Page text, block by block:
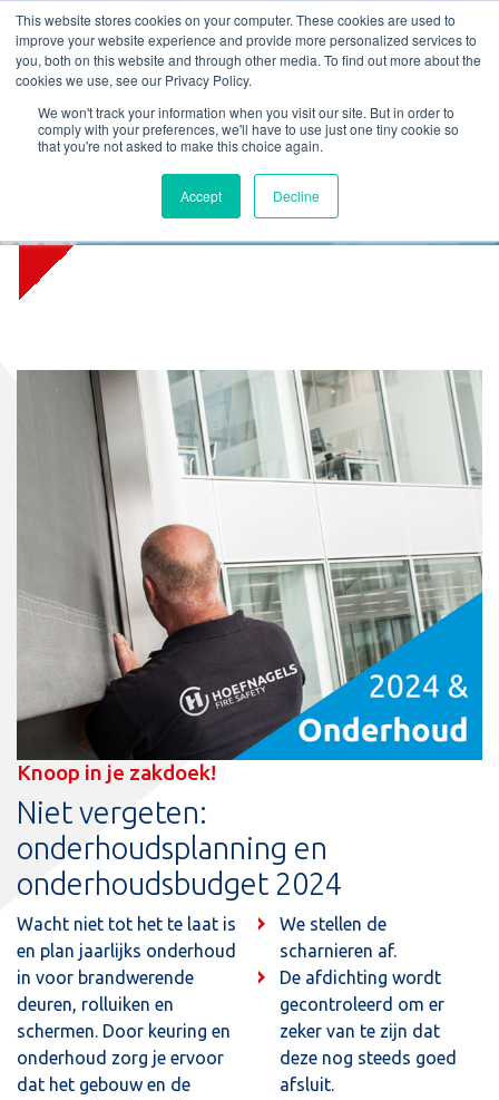
This website stores cookies on your computer. These cookies are used to
improve your website experience and provide more personalized services to
you, both on this website and through other media. To find out more about the
cookies we use, see our Privacy Policy.
We won't track your information when you visit our site. But in order to
comply with your preferences, we'll have to use just one tiny cookie so
that you're not asked to make this choice again.
Accept Decline
L T M P
Onderhoudsplanning 2024
Knoop in je zakdoek!
Niet vergeten:
onderhoudsplanning en
onderhoudsbudget 2024
Wacht niet tot het te laat is
en plan jaarlijks onderhoud
in voor brandwerende
deuren, rolluiken en
schermen. Door keuring en
onderhoud zorg je ervoor
dat het gebouw en de
We stellen de
scharnieren af.
De afdichting wordt
gecontroleerd om er
zeker van te zijn dat
deze nog steeds goed
afsluit.